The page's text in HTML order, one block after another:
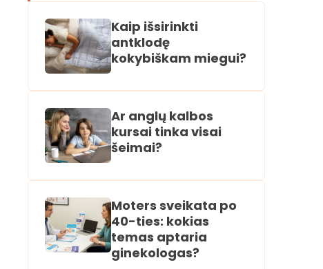
Kaip išsirinkti
antklodę
kokybiškam miegui?
Ar anglų kalbos
kursai tinka visai
šeimai?
Moters sveikata po
40-ties: kokias
temas aptaria
ginekologas?